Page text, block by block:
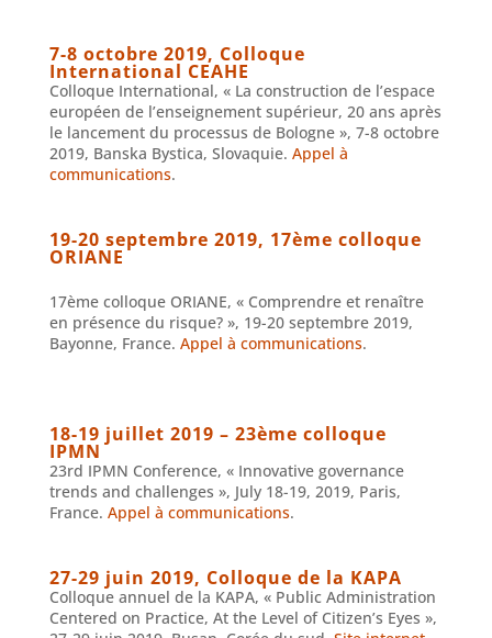
7-8 octobre 2019, Colloque
International CEAHE
Colloque International, « La construction de l’espace
européen de l’enseignement supérieur, 20 ans après
le lancement du processus de Bologne », 7-8 octobre
2019, Banska Bystica, Slovaquie. Appel à
communications.
19-20 septembre 2019, 17ème colloque
ORIANE
17ème colloque ORIANE, « Comprendre et renaître
en présence du risque? », 19-20 septembre 2019,
Bayonne, France. Appel à communications.
18-19 juillet 2019 – 23ème colloque
IPMN
23rd IPMN Conference, « Innovative governance
trends and challenges », July 18-19, 2019, Paris,
France. Appel à communications.
27-29 juin 2019, Colloque de la KAPA
Colloque annuel de la KAPA, « Public Administration
Centered on Practice, At the Level of Citizen’s Eyes »,